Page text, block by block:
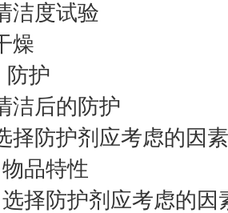
度试验
燥
护
后的防护
防护剂应考虑的因素
特性
防护剂应考虑的因